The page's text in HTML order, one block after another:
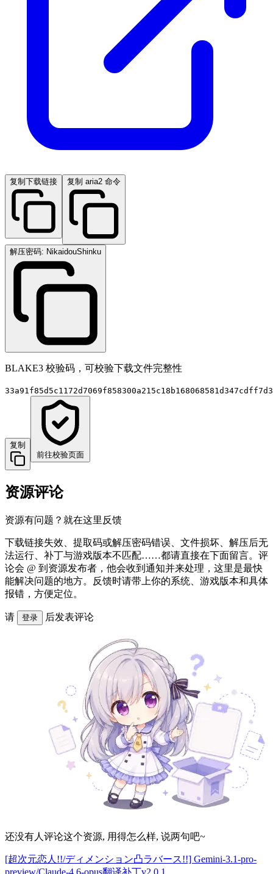
复制下载链接 复制 aria2 命令
解压密码: NikaidouShinku
BLAKE3 校验码，可校验下载文件完整性
复制
前往校验页面
资源评论
资源有问题？就在这里反馈
下载链接失效、提取码或解压密码错误、文件损坏、解压后无
法运行、补丁与游戏版本不匹配……都请直接在下面留言。评
论会 @ 到资源发布者，他会收到通知并来处理，这里是最快
能解决问题的地方。反馈时请带上你的系统、游戏版本和具体
报错，方便定位。
请 登录 后发表评论
还没有人评论这个资源, 用得怎么样, 说两句吧~
[超次元恋人!!/ディメンション凸ラバース!!] Gemini-3.1-pro-
preview/Claude-4.6-opus翻译补丁v2.0.1